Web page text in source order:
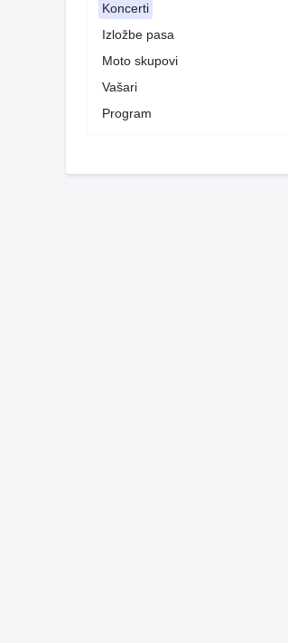
Koncerti
Izložbe pasa
Moto skupovi
Vašari
Program